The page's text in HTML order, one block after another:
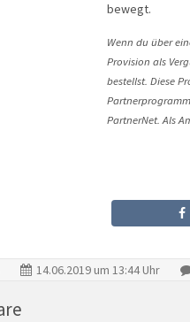
bewegt.
Wenn du über
Provision als
bestellst. Diese
PartnerNet. Als
14.06.2019 um 13:44 Uhr